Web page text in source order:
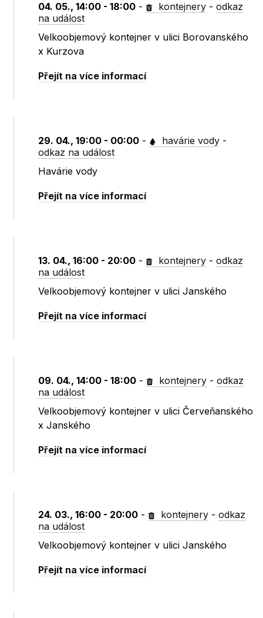
04. 05., 14:00 - 18:00 - kontejnery -odkaz
na událost
Velkoobjemový kontejner v ulici Borovanského
x Kurzova
Přejít na více informací
29. 04., 19:00 - 00:00 - havárie vody -
odkaz na událost
Havárie vody
Přejít na více informací
13. 04., 16:00 - 20:00 - kontejnery -odkaz
na událost
Velkoobjemový kontejner v ulici Janského
Přejít na více informací
09. 04., 14:00 - 18:00 - kontejnery -odkaz
na událost
Velkoobjemový kontejner v ulici Červeňanského
x Janského
Přejít na více informací
24. 03., 16:00 - 20:00 - kontejnery -odkaz
na událost
Velkoobjemový kontejner v ulici Janského
Přejít na více informací